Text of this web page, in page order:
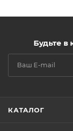
Будьте в
КАТАЛОГ